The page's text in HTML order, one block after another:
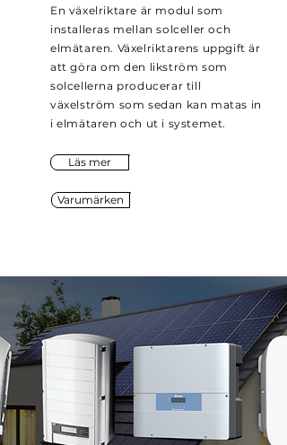
En växelriktare är modul som
installeras mellan solceller och
elmätaren. Växelriktarens uppgift är
att göra om den likström som
solcellerna producerar till
växelström som sedan kan matas in
i elmätaren och ut i systemet.
Läs mer
Varumärken